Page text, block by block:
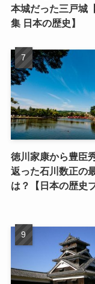
本城だった三戸城
集 日本の歴史】
徳川家康から豊臣
返った石川数正の
は？【日本の歴史